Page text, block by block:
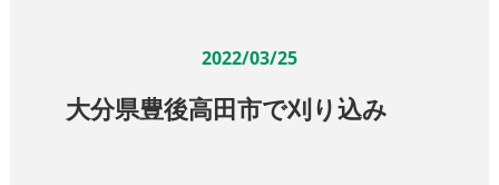
2022/03/25
大分県豊後高田市で刈り込み